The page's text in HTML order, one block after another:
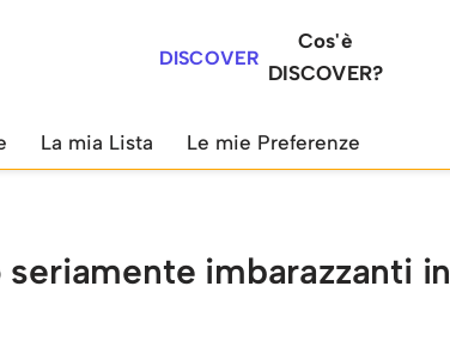
DISCOVER
Cos'è
DISCOVER?
La mia Lista Le mie Preferenze
imbarazzanti in